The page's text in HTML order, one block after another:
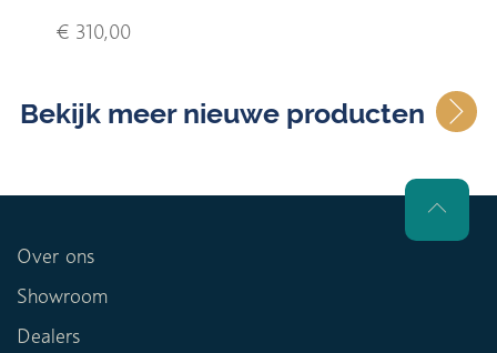
€ 310,00
Bekijk meer nieuwe producten
Over ons
Showroom
Dealers